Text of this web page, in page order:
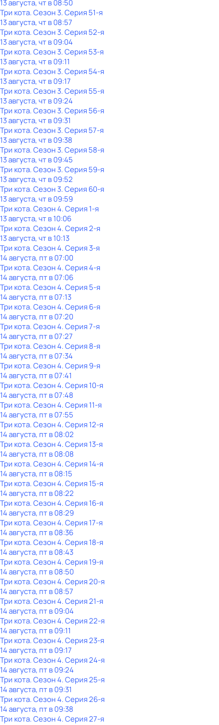
13 августа, чт в 08:50
Три кота. Сезон 3. Серия 51-я
13 августа, чт в 08:57
Три кота. Сезон 3. Серия 52-я
13 августа, чт в 09:04
Три кота. Сезон 3. Серия 53-я
13 августа, чт в 09:11
Три кота. Сезон 3. Серия 54-я
13 августа, чт в 09:17
Три кота. Сезон 3. Серия 55-я
13 августа, чт в 09:24
Три кота. Сезон 3. Серия 56-я
13 августа, чт в 09:31
Три кота. Сезон 3. Серия 57-я
13 августа, чт в 09:38
Три кота. Сезон 3. Серия 58-я
13 августа, чт в 09:45
Три кота. Сезон 3. Серия 59-я
13 августа, чт в 09:52
Три кота. Сезон 3. Серия 60-я
13 августа, чт в 09:59
Три кота. Сезон 4. Серия 1-я
13 августа, чт в 10:06
Три кота. Сезон 4. Серия 2-я
13 августа, чт в 10:13
Три кота. Сезон 4. Серия 3-я
14 августа, пт в 07:00
Три кота. Сезон 4. Серия 4-я
14 августа, пт в 07:06
Три кота. Сезон 4. Серия 5-я
14 августа, пт в 07:13
Три кота. Сезон 4. Серия 6-я
14 августа, пт в 07:20
Три кота. Сезон 4. Серия 7-я
14 августа, пт в 07:27
Три кота. Сезон 4. Серия 8-я
14 августа, пт в 07:34
Три кота. Сезон 4. Серия 9-я
14 августа, пт в 07:41
Три кота. Сезон 4. Серия 10-я
14 августа, пт в 07:48
Три кота. Сезон 4. Серия 11-я
14 августа, пт в 07:55
Три кота. Сезон 4. Серия 12-я
14 августа, пт в 08:02
Три кота. Сезон 4. Серия 13-я
14 августа, пт в 08:08
Три кота. Сезон 4. Серия 14-я
14 августа, пт в 08:15
Три кота. Сезон 4. Серия 15-я
14 августа, пт в 08:22
Три кота. Сезон 4. Серия 16-я
14 августа, пт в 08:29
Три кота. Сезон 4. Серия 17-я
14 августа, пт в 08:36
Три кота. Сезон 4. Серия 18-я
14 августа, пт в 08:43
Три кота. Сезон 4. Серия 19-я
14 августа, пт в 08:50
Три кота. Сезон 4. Серия 20-я
14 августа, пт в 08:57
Три кота. Сезон 4. Серия 21-я
14 августа, пт в 09:04
Три кота. Сезон 4. Серия 22-я
14 августа, пт в 09:11
Три кота. Сезон 4. Серия 23-я
14 августа, пт в 09:17
Три кота. Сезон 4. Серия 24-я
14 августа, пт в 09:24
Три кота. Сезон 4. Серия 25-я
14 августа, пт в 09:31
Три кота. Сезон 4. Серия 26-я
14 августа, пт в 09:38
Три кота. Сезон 4. Серия 27-я